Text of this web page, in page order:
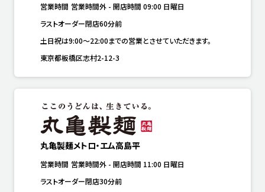
営業時間 営業時間外 - 開店時間 09:00 日曜日
ラストオーダー閉店60分前
土日祝は9:00～22:00までの営業とさせていただきます。
東京都板橋区志村2-12-3
丸亀製麺メトロ・エム高島平
営業時間 営業時間外 - 開店時間 11:00 日曜日
ラストオーダー閉店30分前